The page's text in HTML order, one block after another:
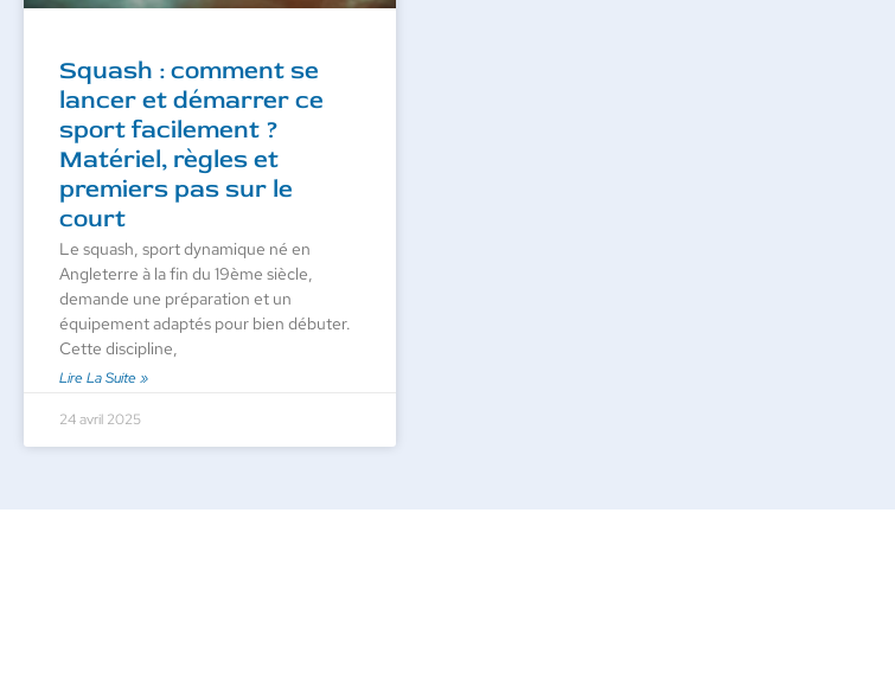
Squash : comment se
lancer et démarrer ce
sport facilement ?
Matériel, règles et
premiers pas sur le
court
Le squash, sport dynamique né en
Angleterre à la fin du 19ème siècle,
demande une préparation et un
équipement adaptés pour bien débuter.
Cette discipline,
Lire La Suite »
24 avril 2025